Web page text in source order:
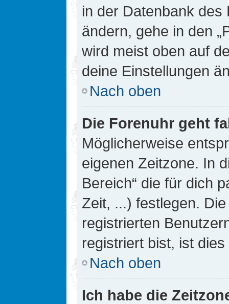
in der Datenbank
ändern, gehe in den
wird meist oben auf
deine Einstellungen
Nach oben
Die Forenuhr geht
Möglicherweise
eigenen Zeitzone. In
Bereich“ die für dich
Zeit, ...) festlegen.
registrierten
registriert bist, ist
Nach oben
Ich habe die